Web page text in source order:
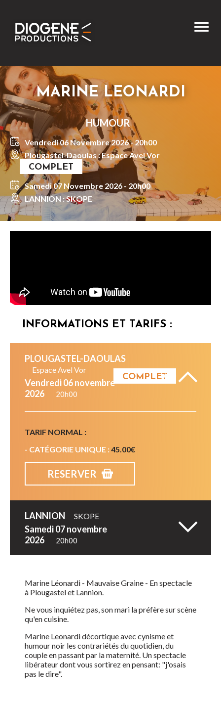
MARINE LEONARDI
HUMOUR
Vendredi 06 Novembre 2026 - 20h00
Plougastel-Daoulas : Espace Avel Vor
COMPLET
Samedi 07 Novembre 2026 - 20h00
LANNION : SKOPE
INFORMATIONS ET TARIFS :
PLOUGASTEL-DAOULAS
Espace Avel Vor
vendredi 06 novembre
2026
20h00
COMPLET
TARIF NORMAL :
- CATÉGORIE UNIQUE :45.00€
RESERVER
LANNION SKOPE
samedi 07 novembre
2026
20h00
Marine Léonardi - Mauvaise Graine - En spectacle
à Plougastel et Lannion.
Ne vous inquiétez pas, son mari la préfère sur scène
qu'en cuisine.
Marine Leonardi décortique avec cynisme et
humour noir les contrariétés du quotidien, du
couple en passant par la maternité. Un spectacle
libérateur dont vous sortirez en pensant: "j'osais
pas le dire".